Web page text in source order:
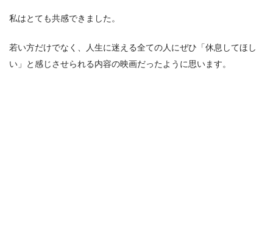
私はとても共感できました。
若い方だけでなく、人生に迷える全ての人にぜひ「休息してほし
い」と感じさせられる内容の映画だったように思います。